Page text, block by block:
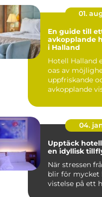
01.
En guide till
avkopplande
i Halland
Hotell Halland
oas av
uppfriskande
avkopplande
04.
Upptäck
en idyllisk
När stressen
blir för mycket
vistelse på ett